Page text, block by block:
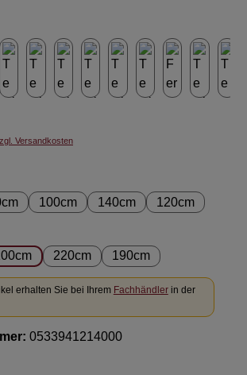
Versandkosten
100cm 140cm 120cm
220cm 190cm
erhalten Sie bei Ihrem Fachhändlerin der
0533941214000